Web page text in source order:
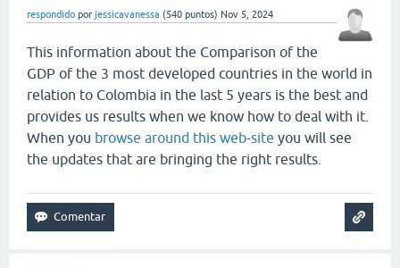
respondido por jessicavanessa (540 puntos) Nov 5, 2024
This information about the Comparison of the
GDP of the 3 most developed countries in the world in
relation to Colombia in the last 5 years is the best and
provides us results when we know how to deal with it.
When you browse around this web-site you will see
the updates that are bringing the right results.